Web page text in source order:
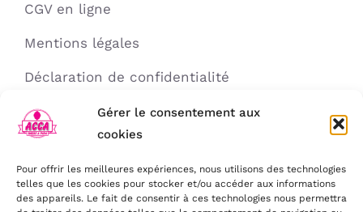
Gérer le consentement aux
cookies
Pour offrir les meilleures expériences, nous utilisons des technologies
telles que les cookies pour stocker et/ou accéder aux informations
des appareils. Le fait de consentir à ces technologies nous permettra
CGV en ligne
Mentions légales
Déclaration de confidentialité
Politique de cookies